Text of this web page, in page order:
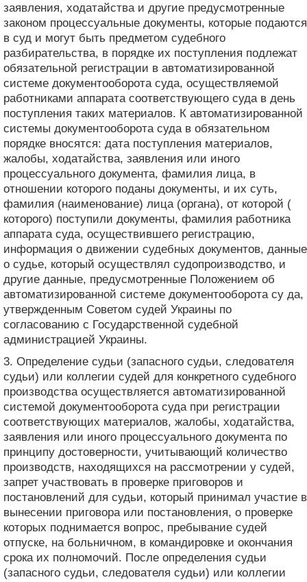
заявления, ходатайства и другие предусмотренные
законом процессуальные документы, которые подаются
в суд и могут быть предметом судебного
разбирательства, в порядке их поступления подлежат
обязательной регистрации в автоматизированной
системе документооборота суда, осуществляемой
работниками аппарата соответствующего суда в день
поступления таких материалов. К автоматизированной
системы документооборота суда в обязательном
порядке вносятся: дата поступления материалов,
жалобы, ходатайства, заявления или иного
процессуального документа, фамилия лица, в
отношении которого поданы документы, и их суть,
фамилия (наименование) лица (органа), от которой (
которого) поступили документы, фамилия работника
аппарата суда, осуществившего регистрацию,
информация о движении судебных документов, данные
о судье, который осуществлял судопроизводство, и
другие данные, предусмотренные Положением об
автоматизированной системе документооборота су да,
утвержденным Советом судей Украины по
согласованию с Государственной судебной
администрацией Украины.
3. Определение судьи (запасного судьи, следователя
судьи) или коллегии судей для конкретного судебного
производства осуществляется автоматизированной
системой документооборота суда при регистрации
соответствующих материалов, жалобы, ходатайства,
заявления или иного процессуального документа по
принципу достоверности, учитывающий количество
производств, находящихся на рассмотрении у судей,
запрет участвовать в проверке приговоров и
постановлений для судьи, который принимал участие в
вынесении приговора или постановления, о проверке
которых поднимается вопрос, пребывание судей
отпуске, на больничном, в командировке и окончания
срока их полномочий. После определения судьи
(запасного судьи, следователя судьи) или коллегии